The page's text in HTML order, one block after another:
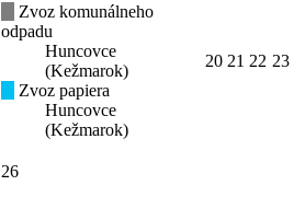
Zvoz komunálneho
odpadu
Huncovce
(Kežmarok)
Zvoz papiera
Huncovce
(Kežmarok)
20 21 22 23
26